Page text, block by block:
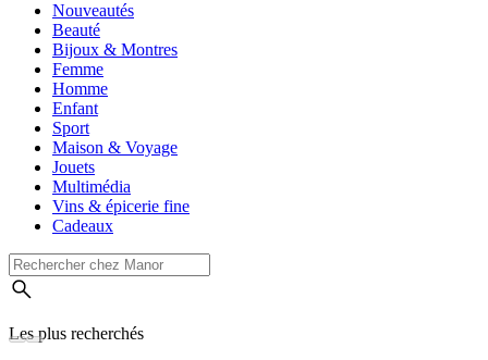
Nouveautés
Beauté
Bijoux & Montres
Femme
Homme
Enfant
Sport
Maison & Voyage
Jouets
Multimédia
Vins & épicerie fine
Cadeaux
Les plus recherchés